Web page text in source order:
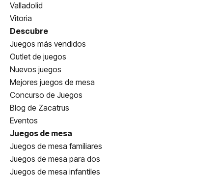
Valladolid
Vitoria
Descubre
Juegos más vendidos
Outlet de juegos
Nuevos juegos
Mejores juegos de mesa
Concurso de Juegos
Blog de Zacatrus
Eventos
Juegos de mesa
Juegos de mesa familiares
Juegos de mesa para dos
Juegos de mesa infantiles